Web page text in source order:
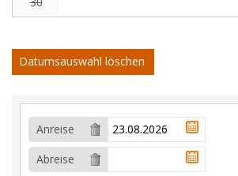
Datumsauswahl löschen
Anreise
Abreise